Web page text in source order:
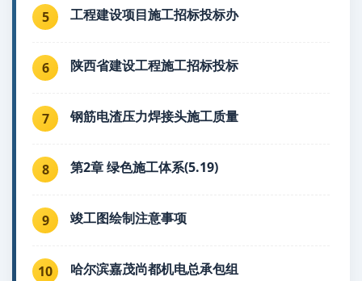
5 工程建设项目施工招标投标办
6 陕西省建设工程施工招标投标
7 钢筋电渣压力焊接头施工质量
8 第2章 绿色施工体系(5.19)
9 竣工图绘制注意事项
10 哈尔滨嘉茂尚都机电总承包组